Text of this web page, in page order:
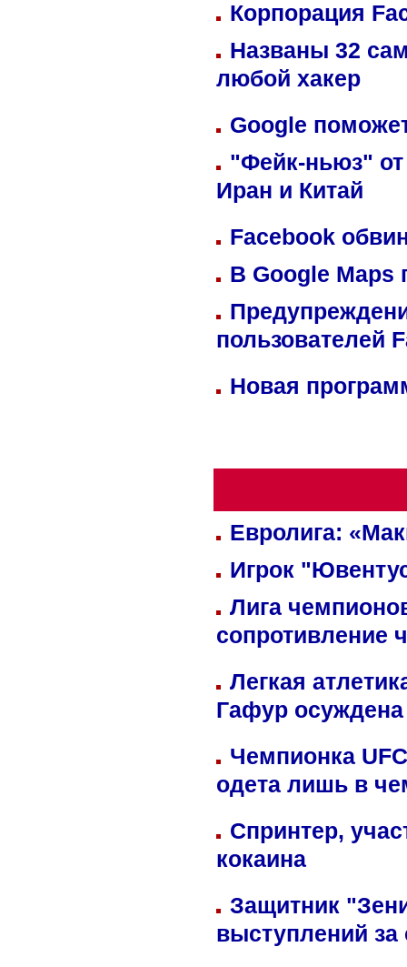
Корпорация
Названы 32
любой хакер
Google
"Фейк-ньюз" от
Иран и Китай
Facebook
В Google Maps
пользователей
Новая
Евролига:
Игрок
Лига
сопротивление
Легкая
Гафур осуждена
Чемпионка
одета лишь в
Спринтер,
кокаина
Защитник
выступлений